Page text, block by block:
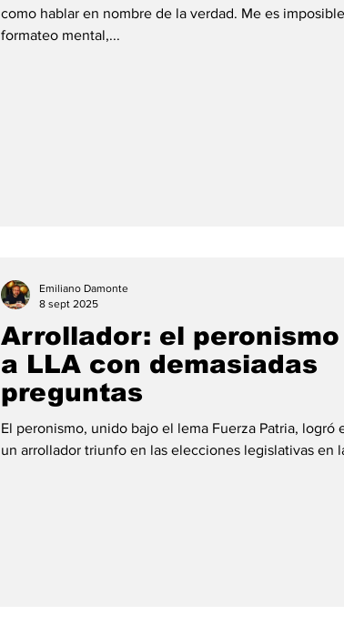
como hablar en nombre de la verdad. Me es
formateo mental,...
Arrollador: el
a LLA con demasiadas
preguntas
El peronismo, unido bajo el lema Fuerza Patria, logró
un arrollador triunfo en las elecciones legislativas en
Emiliano Damonte
8 sept 2025